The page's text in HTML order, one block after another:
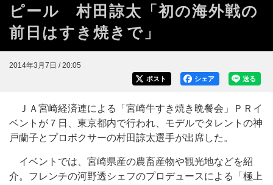
ピール 村田諒太「初の海外戦の
前日はすき焼きで」
2014年3月7日 / 20:05
送る
シェア
ポスト
ＪＡ宮崎経済連による「宮崎牛すき焼き晩餐会」ＰＲイ
ベントが７日、東京都内で行われ、モデルでタレントの神
戸蘭子とプロボクサーの村田諒太選手が出席した。
イベントでは、宮崎県産の農畜産物や観光地などを紹
介。フレンチの河野透シェフのプロデュースによる「極上